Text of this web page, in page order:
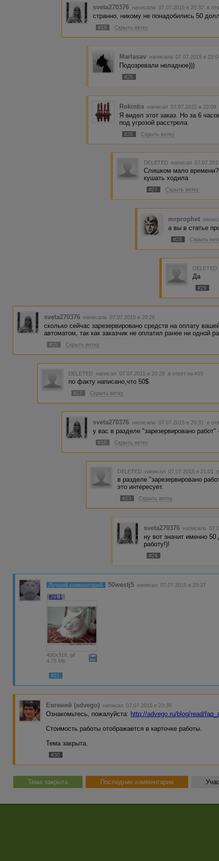
sveta270376 написала 07.07.2015 в 20:32 в
странно, никому не понадобились 50
#19 Скрыть ветку
Marlasav написала 07.07.2015 в
Подозревали неладное)))
#25
Rokintis написал 07.07.2015 в 23:09
Я видел этот заказ. Но за 6
под угрозой расстрела.
#26 Скрыть ветку
DELETED написал
Слишком мало
кушать ходила
#27 Скрыть ветку
mrprophet
а вы в статье
#28 Скрыть
DELETED
Да
#29
sveta270376 написала 07.07.2015 в 20:26
сколько сейчас зарезервировано средств на оплату
автоматом, так как заказчик не оплатил ранее ни одной
#15 Скрыть ветку
DELETED написал 07.07.2015 в 20:28 в ответ на #15
по факту написано,что 50$
#17 Скрыть ветку
sveta270376 написала 07.07.2015 в 20:31 в
у вас в разделе "зарезервировано работ"
#18 Скрыть ветку
DELETED написал 07.07.2015 в 21:01
в разделе "зарезервировано
это интересует.
#23 Скрыть ветку
sveta270376 написала
ну вот значит именно
работу!)!
#24
Лучший комментарий 50westj5 написал 07.07.2015 в 20:37
#21.1
400x318, gif
4.75 Mb
#21
Евгений (advego) написал 07.07.2015 в 23:39
Ознакомьтесь, пожалуйста: http://advego.ru/blog/read/
Стоимость работы отображается в карточке работы.
Тема закрыта.
#30
Тема закрыта Последние комментарии